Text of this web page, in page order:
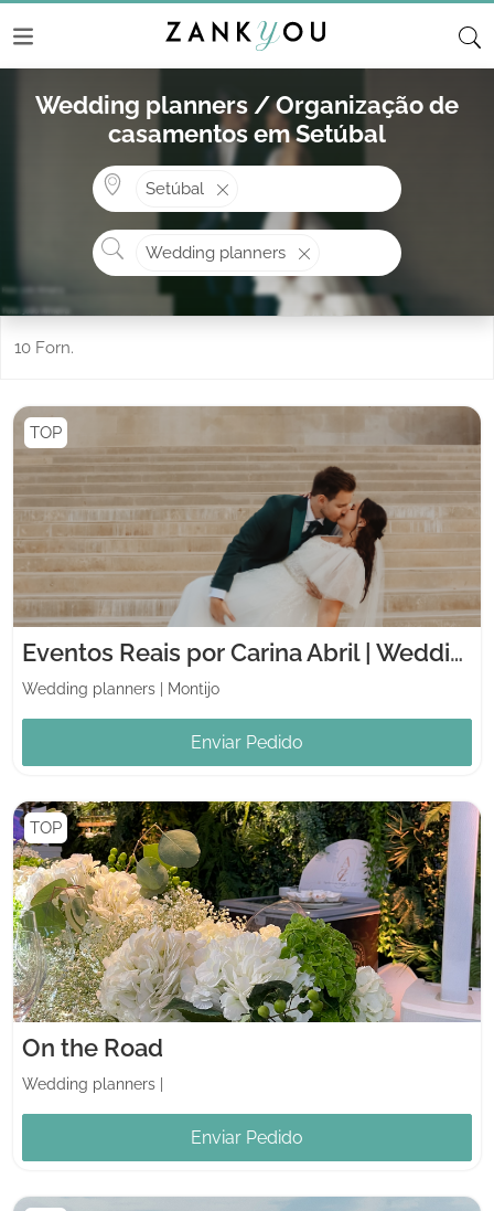
Wedding planners / Organização de
casamentos em Setúbal
Setúbal
Wedding planners
10 Forn.
TOP
Eventos Reais por Carina Abril | Wedding Planner
Wedding planners Montijo
Enviar Pedido
TOP
On the Road
Wedding planners
Enviar Pedido